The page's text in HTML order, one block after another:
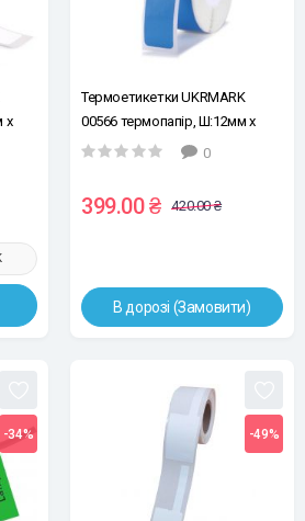
х
Термоетикетки UKRMARK
00566 термопапір, Ш:12мм х
В:40мм, рул:160ет, сині
0
399.00 ₴ 420.00 ₴
В дорозі (Замовити)
-34% -49%